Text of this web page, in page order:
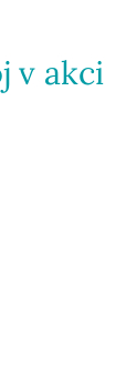
v akci